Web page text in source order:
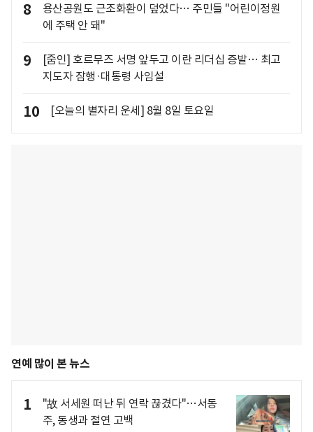
8
용산공원도 근조화환이 덮었다… 주민들 "어린이정원
에 주택 안 돼"
9
[줌인] 호르무즈 서명 앞두고 이란 리더십 증발… 최고
지도자 잠행·대통령 사임설
10 [오늘의 별자리 운세] 8월 8일 토요일
연예 많이 본 뉴스
1
"故 서세원 떠난 뒤 연락 끊겼다"…서동
주, 동생과 절연 고백